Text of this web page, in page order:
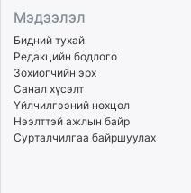
Мэдээлэл
Бидний тухай
Редакцийн бодлого
Зохиогчийн эрх
Санал хүсэлт
Үйлчилгээний нөхцөл
Нээлттэй ажлын байр
Сурталчилгаа байршуулах